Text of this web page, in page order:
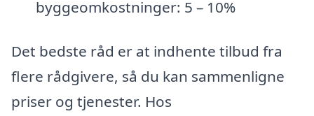
byggeomkostninger: 5 – 10%
Det bedste råd er at indhente tilbud fra
flere rådgivere, så du kan sammenligne
priser og tjenester. Hos